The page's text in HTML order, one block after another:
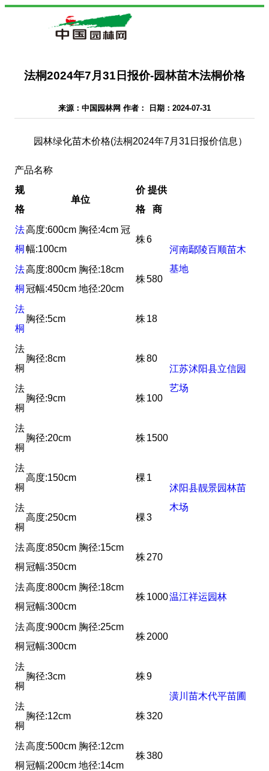
法桐2024年7月31日报价-园林苗木法桐价格
来源：中国园林网 作者： 日期：2024-07-31
园林绿化苗木价格(法桐2024年7月31日报价信息）
产品名称
规
格
单位
价
格
提供
商
法
桐
高度:600cm 胸径:4cm 冠
幅:100cm
株6
河南鄢陵百顺苗木
基地
法
桐
高度:800cm 胸径:18cm
冠幅:450cm 地径:20cm
株580
法
桐
胸径:5cm 株18
江苏沭阳县立信园
艺场
法
桐
胸径:8cm 株80
法
桐
胸径:9cm 株100
法
桐
胸径:20cm 株1500
法
桐
高度:150cm 棵1
沭阳县靓景园林苗
木场
法
桐
高度:250cm 棵3
法
桐
高度:850cm 胸径:15cm
冠幅:350cm
株270
温江祥运园林
法
桐
高度:800cm 胸径:18cm
冠幅:300cm
株1000
法
桐
高度:900cm 胸径:25cm
冠幅:300cm
株2000
法
桐
胸径:3cm 株9
潢川苗木代平苗圃
法
桐
胸径:12cm 株320
法
桐
高度:500cm 胸径:12cm
冠幅:200cm 地径:14cm
株380